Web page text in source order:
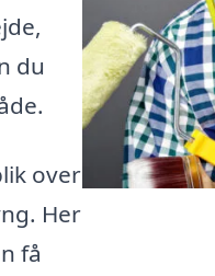
du
over
Her
få